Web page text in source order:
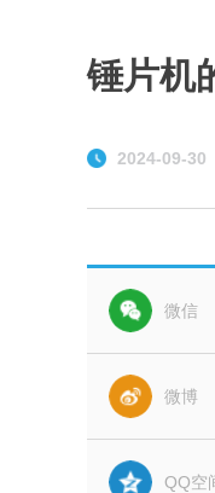
锤片机
2024-09-30
微信
微博
QQ空